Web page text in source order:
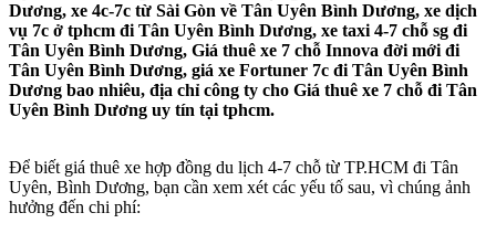
Dương, xe 4c-7c từ Sài Gòn về Tân Uyên Bình Dương, xe dịch
vụ 7c ở tphcm đi Tân Uyên Bình Dương, xe taxi 4-7 chỗ sg đi
Tân Uyên Bình Dương, Giá thuê xe 7 chỗ Innova đời mới đi
Tân Uyên Bình Dương, giá xe Fortuner 7c đi Tân Uyên Bình
Dương bao nhiêu, địa chỉ công ty cho Giá thuê xe 7 chỗ đi Tân
Uyên Bình Dương uy tín tại tphcm.
Để biết giá thuê xe hợp đồng du lịch 4-7 chỗ từ TP.HCM đi Tân
Uyên, Bình Dương, bạn cần xem xét các yếu tố sau, vì chúng ảnh
hưởng đến chi phí: